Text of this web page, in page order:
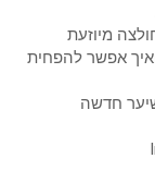
אפשר להפחית
חדשה